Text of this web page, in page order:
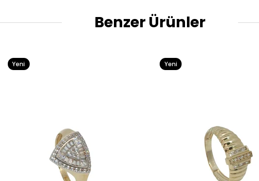
Benzer Ürünler
Yeni
Yeni